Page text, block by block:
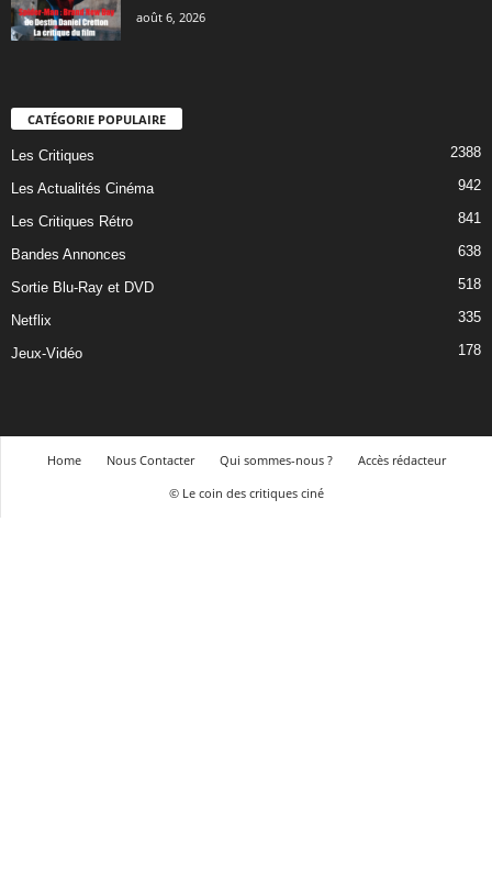
août 6, 2026
CATÉGORIE POPULAIRE
Les Critiques 2388
Les Actualités Cinéma 942
Les Critiques Rétro 841
Bandes Annonces 638
Sortie Blu-Ray et DVD 518
Netflix 335
Jeux-Vidéo 178
Home Nous Contacter Qui sommes-nous ?
Accès rédacteur
© Le coin des critiques ciné